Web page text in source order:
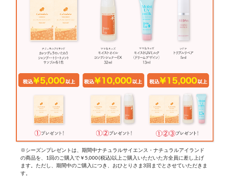
※シーズンプレゼントは、期間中ナチュラルサイエンス・ナチュラルアイランド
の商品を、1回のご購入で￥5,000(税込)以上ご購入いただいた方全員に差し上げ
ます。ただし、期間中のご購入につき、おひとりさま3回までとさせていただきま
す。